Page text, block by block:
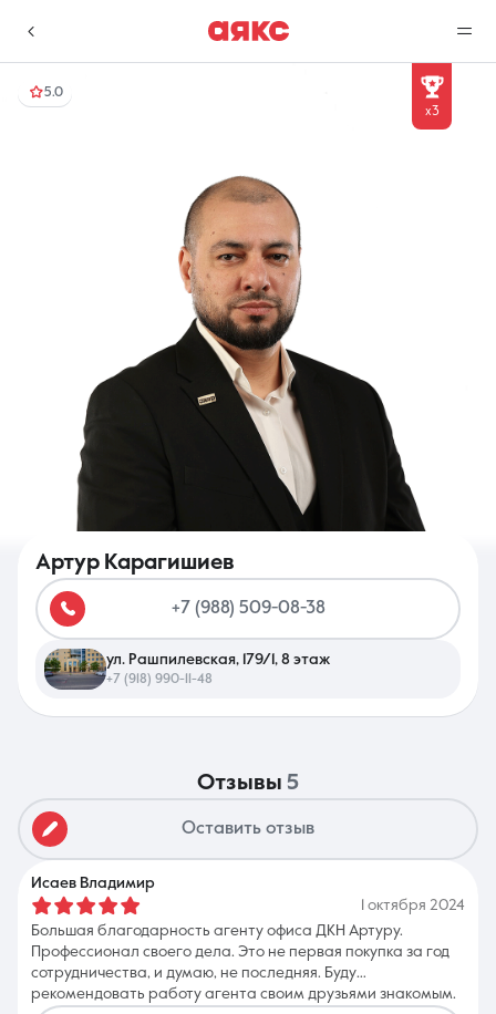
Сравнение
0 объявлений
Услуги
О компании Контакты
8 (861) 297-00-00
Ежедневно с 08:30 до 20:00
x3
5.0
Артур Карагишиев
+7 (988) 509-08-38
ул. Рашпилевская, 179/1, 8 этаж
+7 (918) 990-11-48
отзывы 5
Оставить отзыв
Исаев Владимир
1 октября 2024
Большая благодарность агенту офиса ДКН Артуру.
Профессионал своего дела. Это не первая покупка за год
сотрудничества, и думаю, не последняя. Буду
рекомендовать работу агента своим друзьями знакомым.